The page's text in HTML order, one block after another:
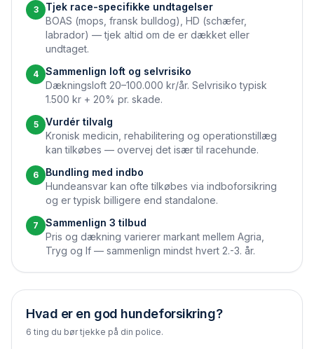
3
Tjek race-specifikke undtagelser
BOAS (mops, fransk bulldog), HD (schæfer,
labrador) — tjek altid om de er dækket eller
undtaget.
4
Sammenlign loft og selvrisiko
Dækningsloft 20–100.000 kr/år. Selvrisiko typisk
1.500 kr + 20% pr. skade.
5
Vurdér tilvalg
Kronisk medicin, rehabilitering og operationstillæg
kan tilkøbes — overvej det især til race­hunde.
6
Bundling med indbo
Hundeansvar kan ofte tilkøbes via indbo­forsikring
og er typisk billigere end standalone.
7
Sammenlign 3 tilbud
Pris og dækning varierer markant mellem Agria,
Tryg og If — sammenlign mindst hvert 2.-3. år.
Hvad er en god hundeforsikring?
6 ting du bør tjekke på din police.